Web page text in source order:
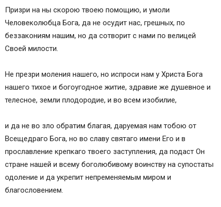
Призри на ны скорою твоею помощию, и умоли
Человеколюбца Бога, да не осудит нас, грешных, по
беззакониям нашим, но да сотворит с нами по велицей
Своей милости.
Не презри моления нашего, но испроси нам у Христа Бога
нашего тихое и богоугодное житие, здравие же душевное и
телесное, земли плодородие, и во всем изобилие,
и да не во зло обратим благая, даруемая нам тобою от
Всещедраго Бога, но во славу святаго имени Его и в
прославление крепкаго твоего заступления, да подаст Он
стране нашей и всему боголюбивому воинству на супостаты
одоление и да укрепит непременяемым миром и
благословением.